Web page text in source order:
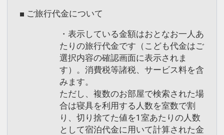
■ ご旅行代金について
・表示している金額はおとなお一人あ
たりの旅行代金です（こども代金はご
選択内容の確認画面に表示されま
す）。消費税等諸税、サービス料を含
みます。
ただし、複数のお部屋で検索された場
合は寝具を利用する人数を室数で割
り、切り捨てた値を1室あたりの人数
として宿泊代金に用いて計算された金